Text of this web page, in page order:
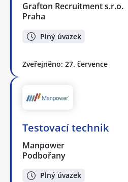
Grafton Recruitment s.r.o.
Praha
Plný úvazek
Zveřejněno: 27. července
Testovací technik
Manpower
Podbořany
Plný úvazek